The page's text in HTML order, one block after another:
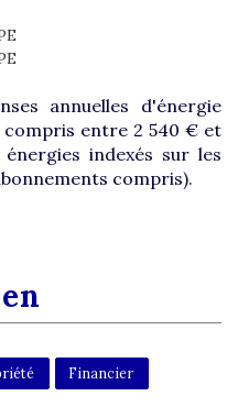
annuelles d'énergie
entre 2 540 € et
indexés sur les
compris).
Financier